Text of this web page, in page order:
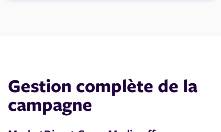
Gestion complète de la
campagne